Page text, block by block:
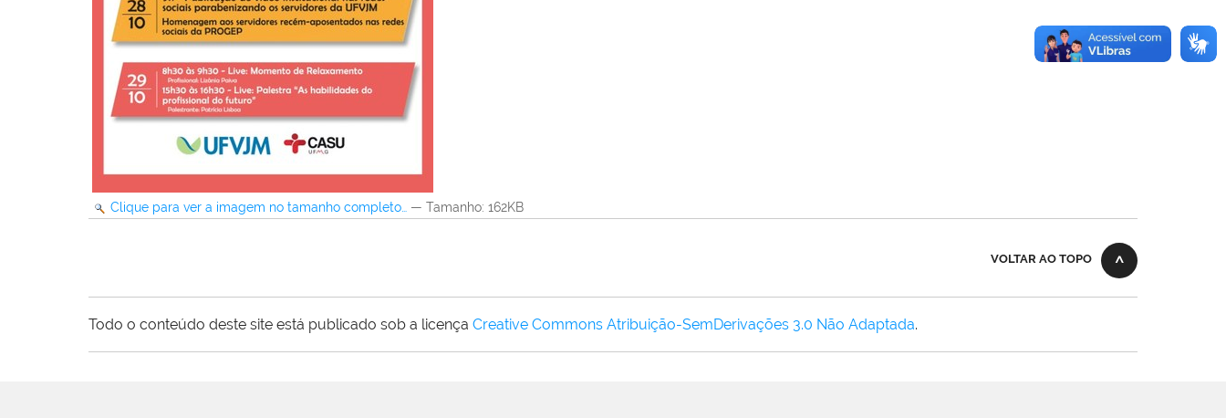
Clique para ver a imagem no tamanho completo… — Tamanho: 162KB
VOLTAR AO TOPO
Todo o conteúdo deste site está publicado sob a licença Creative Commons Atribuição-SemDerivações 3.0 Não Adaptada.